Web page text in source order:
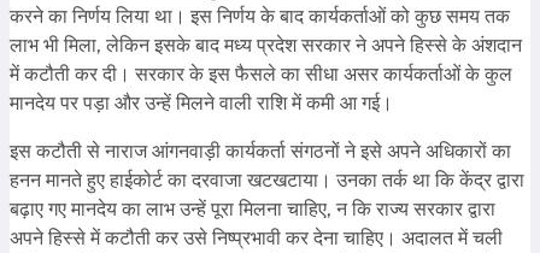
करने का निर्णय लिया था। इस निर्णय के बाद कार्यकर्ताओं को कुछ समय तक
लाभ भी मिला, लेकिन इसके बाद मध्य प्रदेश सरकार ने अपने हिस्से के अंशदान
में कटौती कर दी। सरकार के इस फैसले का सीधा असर कार्यकर्ताओं के कुल
मानदेय पर पड़ा और उन्हें मिलने वाली राशि में कमी आ गई।
इस कटौती से नाराज आंगनवाड़ी कार्यकर्ता संगठनों ने इसे अपने अधिकारों का
हनन मानते हुए हाईकोर्ट का दरवाजा खटखटाया। उनका तर्क था कि केंद्र द्वारा
बढ़ाए गए मानदेय का लाभ उन्हें पूरा मिलना चाहिए, न कि राज्य सरकार द्वारा
अपने हिस्से में कटौती कर उसे निष्प्रभावी कर देना चाहिए। अदालत में चली